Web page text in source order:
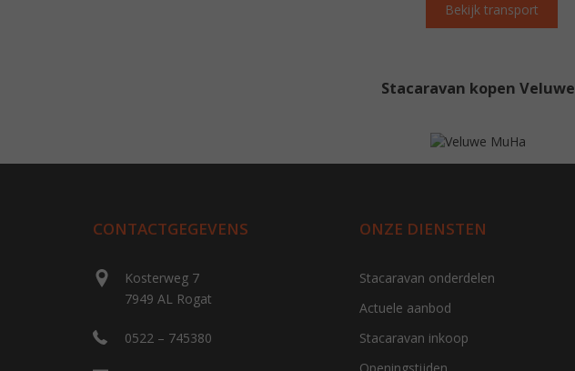
Bekijk transport
Stacaravan kopen Veluwe
CONTACTGEGEVENS
Kosterweg 7
7949 AL Rogat
0522 – 745380
ONZE DIENSTEN
Stacaravan onderdelen
Actuele aanbod
Stacaravan inkoop